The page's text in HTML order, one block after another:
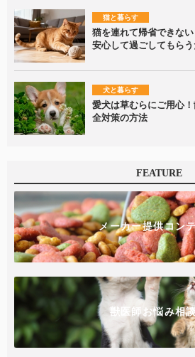
猫と暮らす
猫を連れて帰省できない
安心して過ごしてもら
犬と暮らす
愛犬は草むらにご用心
全対策の方法
FEATURE
メーカー提供コン
獣医師お悩み相